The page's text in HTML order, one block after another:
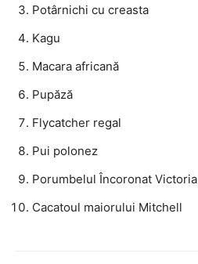
Potârnichi cu creasta
Kagu
Macara africană
Pupăză
Flycatcher regal
Pui polonez
Porumbelul Încoronat Victoria
Cacatoul maiorului Mitchell